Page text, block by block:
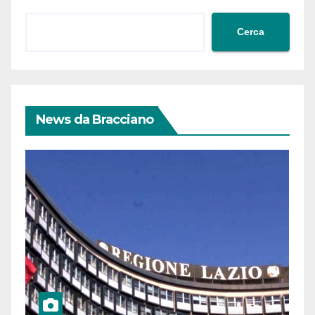
Cerca
News da Bracciano